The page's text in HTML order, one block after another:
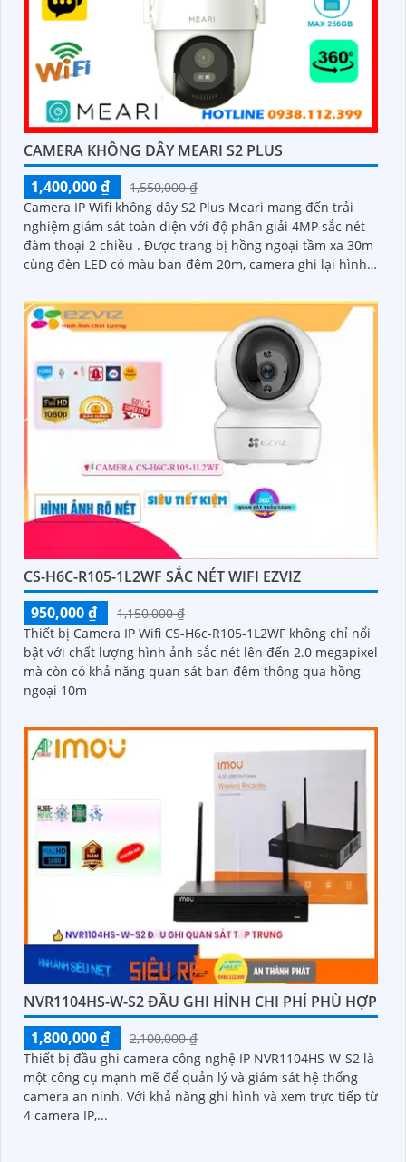
CAMERA KHÔNG DÂY MEARI S2 PLUS
1,400,000 ₫
1,550,000 ₫
Camera IP Wifi không dây S2 Plus Meari mang đến trải
nghiệm giám sát toàn diện với độ phân giải 4MP sắc nét
đàm thoại 2 chiều . Được trang bị hồng ngoại tầm xa 30m
cùng đèn LED có màu ban đêm 20m, camera ghi lại hình
CS-H6C-R105-1L2WF SẮC NÉT WIFI EZVIZ
950,000 ₫
1,150,000 ₫
Thiết bị Camera IP Wifi CS-H6c-R105-1L2WF không chỉ nổi
bật với chất lượng hình ảnh sắc nét lên đến 2.0 megapixel
mà còn có khả năng quan sát ban đêm thông qua hồng
ngoại 10m
NVR1104HS-W-S2 ĐẦU GHI HÌNH CHI PHÍ PHÙ HỢP
1,800,000 ₫
2,100,000 ₫
Thiết bị đầu ghi camera công nghệ IP NVR1104HS-W-S2 là
một công cụ mạnh mẽ để quản lý và giám sát hệ thống
camera an ninh. Với khả năng ghi hình và xem trực tiếp từ
4 camera IP,...